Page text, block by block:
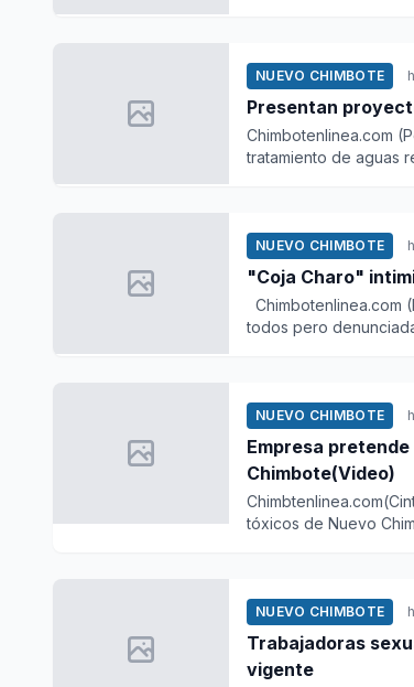
NUEVO CHIMBOTE
Presentan
Chimbotenlinea.com
tratamiento de aguas
NUEVO CHIMBOTE
Chimbotenlinea.com
todos pero
NUEVO CHIMBOTE
Empresa
Chimbote(Video)
tóxicos de Nuevo
NUEVO CHIMBOTE
Trabajadoras
vigente